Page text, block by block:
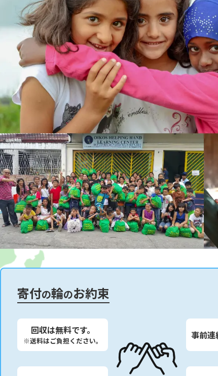
寄付の輪のお約束
回収は無料です。
※送料はご負担ください。 事前連